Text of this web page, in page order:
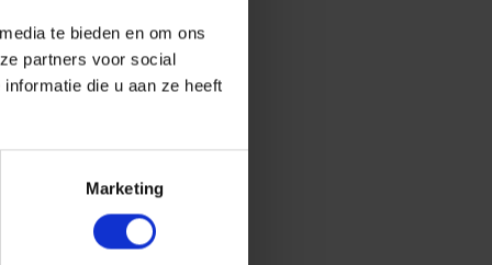
te bieden en om ons
partners voor social
die u aan ze heeft
Marketing